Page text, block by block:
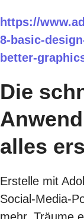
https://
8-basic-
better-
Die
alles
Erstelle mit
Social-Media-